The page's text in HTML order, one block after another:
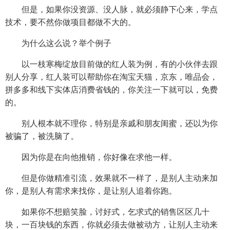
但是，如果你没资源、没人脉，就必须静下心来，学点
技术，要不然你做项目都做不大的。
为什么这么说？举个例子
以一枝寒梅绽放目前做的红人装为例，有的小伙伴去跟
别人分享，红人装可以帮助你在淘宝天猫，京东，唯品会，
拼多多和线下实体店消费省钱的，你关注一下就可以，免费
的。
别人根本就不理你，特别是亲戚和朋友闺蜜，还以为你
被骗了，被洗脑了。
因为你是在向他推销，你好像在求他一样。
但是你做精准引流，效果就不一样了，是别人主动来加
你，是别人有需求来找你，是让别人追着你跑。
如果你不想赔笑脸，讨好式，乞求式的销售区区几十
块，一百块钱的东西，你就必须去做被动方，让别人主动来